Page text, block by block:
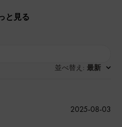
と見る
並べ替え : 最新
公
2025-08-03